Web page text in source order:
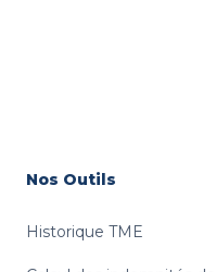
Nos Outils
Historique TME